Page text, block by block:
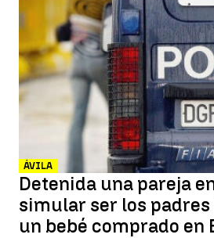
ÁVILA
Detenida una pareja
simular ser los
un bebé comprado en